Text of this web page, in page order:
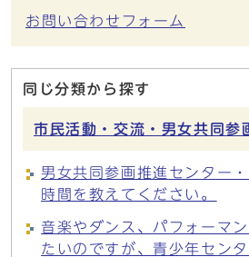
お問い合わせフォーム
同じ分類から探す
市民活動・交流・男女共同参
男女共同参画推進センター
時間を教えてください。
音楽やダンス、パフォーマ
たいのですが、青少年セン